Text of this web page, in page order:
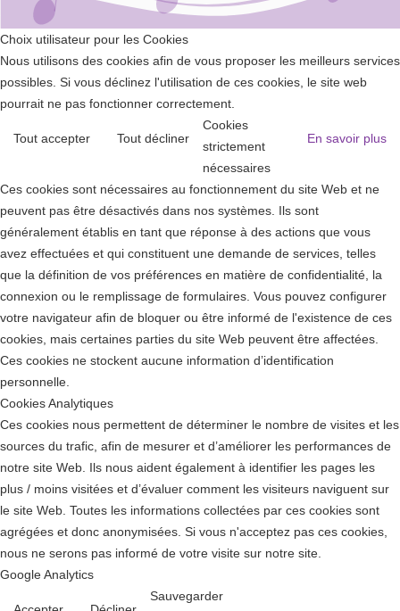
Choix utilisateur pour les Cookies
Nous utilisons des cookies afin de vous proposer les meilleurs services
possibles. Si vous déclinez l'utilisation de ces cookies, le site web
pourrait ne pas fonctionner correctement.
Tout accepter Tout décliner En savoir plus
Cookies
strictement
nécessaires
Ces cookies sont nécessaires au fonctionnement du site Web et ne
peuvent pas être désactivés dans nos systèmes. Ils sont
généralement établis en tant que réponse à des actions que vous
avez effectuées et qui constituent une demande de services, telles
que la définition de vos préférences en matière de confidentialité, la
connexion ou le remplissage de formulaires. Vous pouvez configurer
votre navigateur afin de bloquer ou être informé de l'existence de ces
cookies, mais certaines parties du site Web peuvent être affectées.
Ces cookies ne stockent aucune information d’identification
personnelle.
Cookies Analytiques
Ces cookies nous permettent de déterminer le nombre de visites et les
sources du trafic, afin de mesurer et d’améliorer les performances de
notre site Web. Ils nous aident également à identifier les pages les
plus / moins visitées et d’évaluer comment les visiteurs naviguent sur
le site Web. Toutes les informations collectées par ces cookies sont
agrégées et donc anonymisées. Si vous n'acceptez pas ces cookies,
nous ne serons pas informé de votre visite sur notre site.
Google Analytics
Sauvegarder